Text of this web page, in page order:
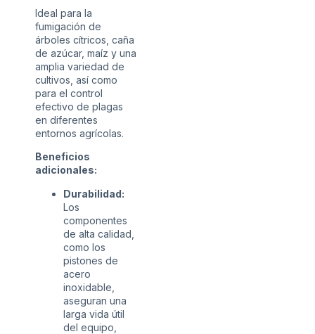
Ideal para la
fumigación de
árboles cítricos, caña
de azúcar, maíz y una
amplia variedad de
cultivos, así como
para el control
efectivo de plagas
en diferentes
entornos agrícolas.
Beneficios
adicionales:
Durabilidad:
Los
componentes
de alta calidad,
como los
pistones de
acero
inoxidable,
aseguran una
larga vida útil
del equipo,